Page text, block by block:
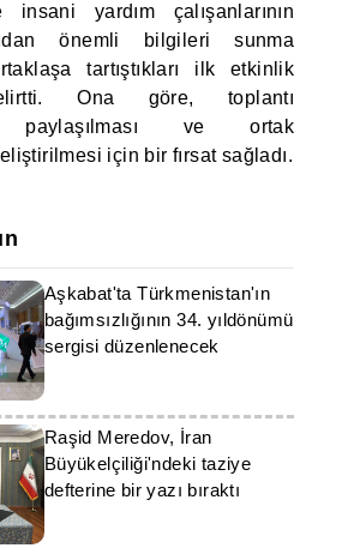
yardım çalışanlarının
önemli bilgileri sunma
tartıştıkları ilk etkinlik
Ona göre, toplantı
paylaşılması ve ortak
için bir fırsat sağladı.
Aşkabat'ta Türkmenistan'ın
bağımsızlığının 34. yıldönümü
sergisi düzenlenecek
Raşid Meredov, İran
Büyükelçiliği'ndeki taziye
defterine bir yazı bıraktı